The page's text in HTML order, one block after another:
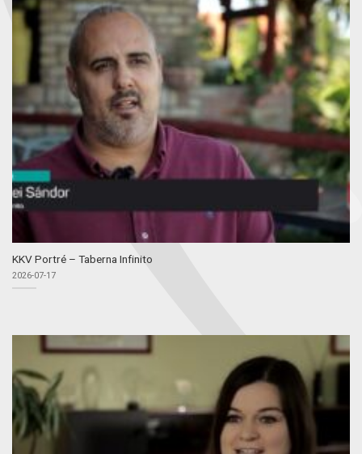
KKV Portré – Taberna Infinito
2026-07-17